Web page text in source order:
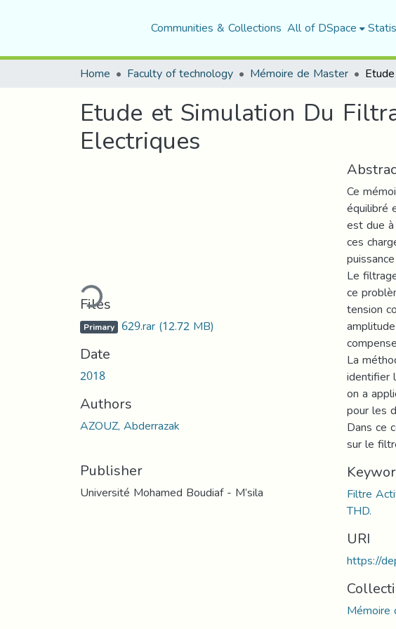
Communities & Collections All of DSpace
Home Faculty of technology Mémoire de Master
Etude et Simulation Du
Electriques
Loading...
Files
Primary 629.rar(12.72 MB)
Date
2018
Authors
AZOUZ, Abderrazak
Publisher
Université Mohamed Boudiaf - M’sila
Ce
équilibré
est due
ces
Le
ce
tension
La
identifier
on a
pour les
Dans ce
sur le
Filtre
THD.
URI
https://